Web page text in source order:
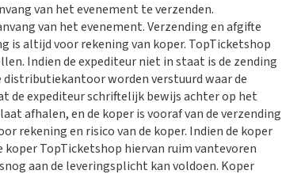
van het evenement te verzenden.
van het evenement. Verzending en afgifte
is altijd voor rekening van koper. TopTicketshop
Indien de expediteur niet in staat is de zending
worden verstuurd waar de
de expediteur schriftelijk bewijs achter op het
afhalen, en de koper is vooraf van de verzending
rekening en risico van de koper. Indien de koper
TopTicketshop hiervan ruim vantevoren
aan de leveringsplicht kan voldoen. Koper